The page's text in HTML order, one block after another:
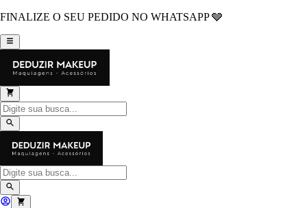
FINALIZE O SEU PEDIDO NO WHATSAPP 🩶